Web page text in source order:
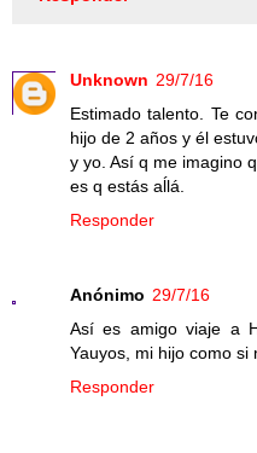
Unknown 29/7/16
Estimado talento. Te
hijo de 2 años y él
y yo. Así q me imagino
es q estás aĺlá.
Responder
Anónimo 29/7/16
Así es amigo viaje a
Yauyos, mi hijo como si
Responder